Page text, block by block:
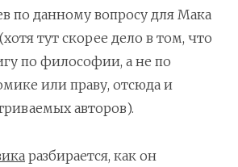
по данному вопросу для Мака
тут скорее дело в том, что
по философии, а не по
или праву, отсюда и
авторов).
разбирается, как он